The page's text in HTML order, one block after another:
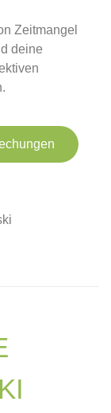
Zeitmangel
deine